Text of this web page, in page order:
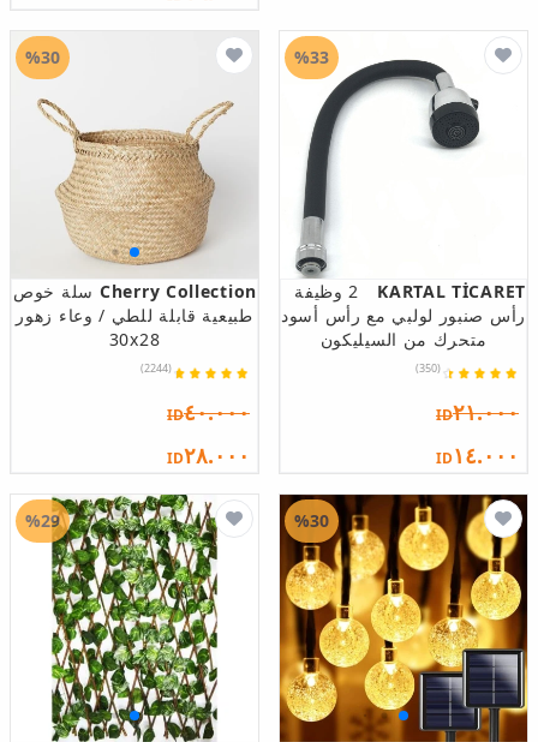
KARTAL TİCARET
2 وظيفة
رأس صنبور لولبي مع رأس أسود
متحرك من السيليكون
(350)
ID٢١.٠٠٠
ID١٤.٠٠٠
%33
Cherry Collection سلة خوص
طبيعية قابلة للطي / وعاء زهور
30x28
(2244)
ID٤٠.٠٠٠
ID٢٨.٠٠٠
%30
%30
%29